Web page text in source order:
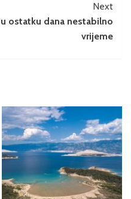
Next
u ostatku dana nestabilno
vrijeme